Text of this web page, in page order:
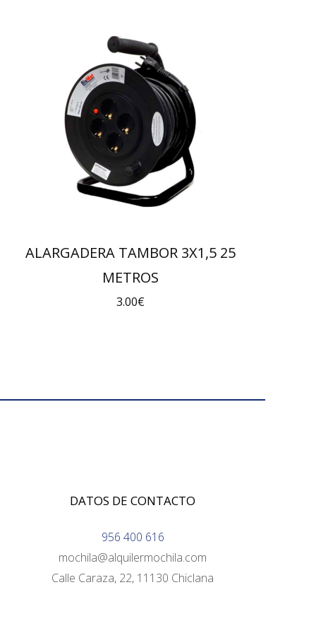
ALARGADERA TAMBOR 3X1,5 25
METROS
3.00€
DATOS DE CONTACTO
956 400 616
mochila@alquilermochila.com
Calle Caraza, 22, 11130 Chiclana